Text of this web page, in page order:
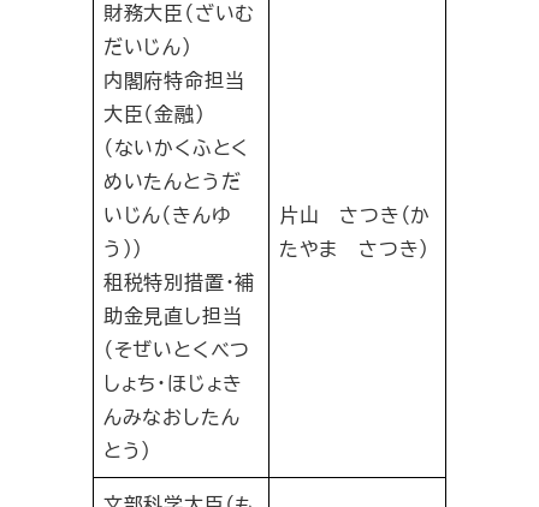
財務大臣（ざいむ
だいじん）
内閣府特命担当
大臣（金融）
（ないかくふとく
めいたんとうだ
いじん（きんゆ
う））
租税特別措置・補
助金見直し担当
（そぜいとくべつ
しょち・ほじょき
んみなおしたん
とう）
片山 さつき（か
たやま さつき）